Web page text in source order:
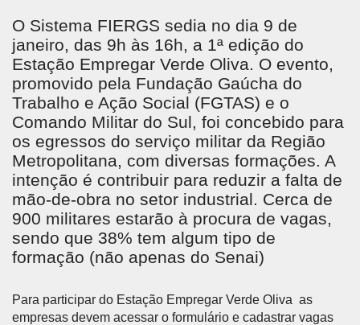
O Sistema FIERGS sedia no dia 9 de
janeiro, das 9h às 16h, a 1ª edição do
Estação Empregar Verde Oliva. O evento,
promovido pela Fundação Gaúcha do
Trabalho e Ação Social (FGTAS) e o
Comando Militar do Sul, foi concebido para
os egressos do serviço militar da Região
Metropolitana, com diversas formações. A
intenção é contribuir para reduzir a falta de
mão-de-obra no setor industrial. Cerca de
900 militares estarão à procura de vagas,
sendo que 38% tem algum tipo de
formação (não apenas do Senai)
Para participar do Estação Empregar Verde Oliva as
empresas devem acessar o formulário e cadastrar vagas